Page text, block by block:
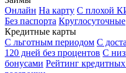
Онлайн На карту С плохой
Без паспорта Круглосуточные
Кредитные карты
С льготным периодом С
120 дней без процентов С
бонусами Рейтинг кредитных